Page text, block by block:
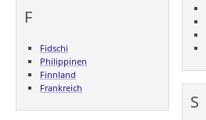
F
Fidschi
Philippinen
Finnland
Frankreich
S